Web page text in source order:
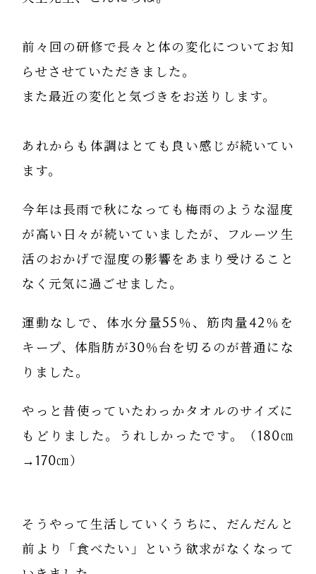
前々回の研修で長々と体の変化についてお知
らせさせていただきました。
また最近の変化と気づきをお送りします。
あれからも体調はとても良い感じが続いてい
ます。
今年は長雨で秋になっても梅雨のような湿度
が高い日々が続いていましたが、フルーツ生
活のおかげで湿度の影響をあまり受けること
なく元気に過ごせました。
運動なしで、体水分量55％、筋肉量42％を
キープ、体脂肪が30％台を切るのが普通にな
りました。
やっと昔使っていたわっかタオルのサイズに
もどりました。うれしかったです。（180㎝
→170㎝）
そうやって生活していくうちに、だんだんと
前より「食べたい」という欲求がなくなって